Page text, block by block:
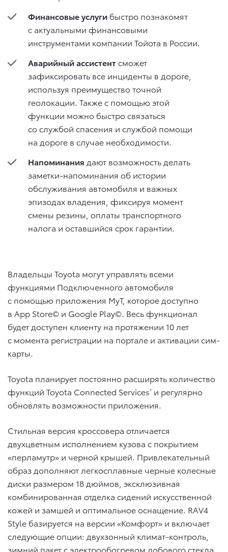
Финансовые услуги быстро познакомят
с актуальными финансовыми
инструментами компании Тойота в России.
Аварийный ассистентсможет
зафиксировать все инциденты в дороге,
используя преимущество точной
геолокации. Также с помощью этой
функции можно быстро связаться
со службой спасения и службой помощи
на дороге в случае необходимости.
Напоминания дают возможность делать
заметки-напоминания об истории
обслуживания автомобиля и важных
эпизодах владения, фиксируя момент
смены резины, оплаты транспортного
налога и оставшийся срок гарантии.
Владельцы Toyota могут управлять всеми
функциями Подключенного автомобиля
с помощью приложения MyT, которое доступно
в App Store© и Google Play©. Весь функционал
будет доступен клиенту на протяжении 10 лет
с момента регистрации на портале и активации сим-
карты.
Toyota планирует постоянно расширять количество
функций Toyota Connected Services* и регулярно
обновлять возможности приложения.
Стильная версия кроссовера отличается
двухцветным исполнением кузова с покрытием
«перламутр» и черной крышей. Привлекательный
образ дополняют легкосплавные черные колесные
диски размером 18 дюймов, эксклюзивная
комбинированная отделка сидений искусственной
кожей и замшей и оптимальное оснащение. RAV4
Style базируется на версии «Комфорт» и включает
следующие опции: двухзонный климат-контроль,
зимний пакет с электрообогревом лобового стекла,